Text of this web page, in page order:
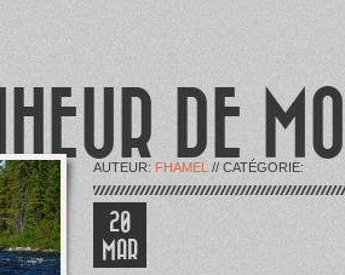
DE
AUTEUR: FHAMEL // CATÉGORIE:
20
MAR